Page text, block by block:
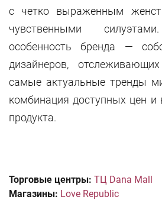
с четко выраженным
чувственными
особенность бренда —
дизайнеров,
самые актуальные тренды
комбинация доступных цен и
продукта.
Торговые центры: ТЦ Dana Mall
Магазины: Love Republic